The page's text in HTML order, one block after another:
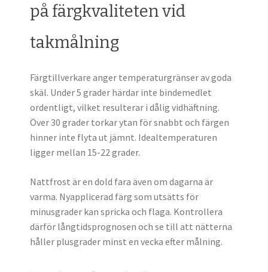
på färgkvaliteten vid
takmålning
Färgtillverkare anger temperaturgränser av goda
skäl. Under 5 grader härdar inte bindemedlet
ordentligt, vilket resulterar i dålig vidhäftning.
Över 30 grader torkar ytan för snabbt och färgen
hinner inte flyta ut jämnt. Idealtemperaturen
ligger mellan 15-22 grader.
Nattfrost är en dold fara även om dagarna är
varma. Nyapplicerad färg som utsätts för
minusgrader kan spricka och flaga. Kontrollera
därför långtidsprognosen och se till att nätterna
håller plusgrader minst en vecka efter målning.